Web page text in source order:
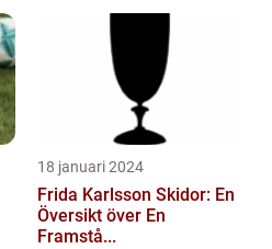
18 januari 2024
Frida Karlsson Skidor: En
Översikt över En
Framstå...